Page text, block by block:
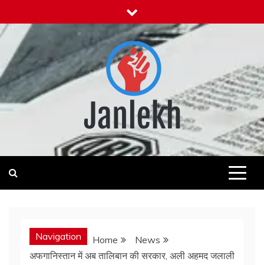
to
content
News for Public
Navigation Home
News
अफगानिस्तान में अब तालिबान की सरकार, अली अहमद जलाली